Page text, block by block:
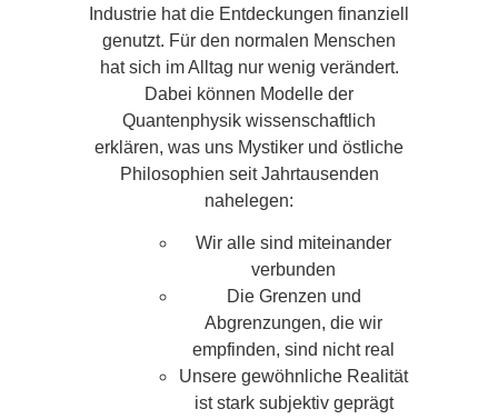
Industrie hat die Entdeckungen finanziell
genutzt. Für den normalen Menschen
hat sich im Alltag nur wenig verändert.
Dabei können Modelle der
Quantenphysik wissenschaftlich
erklären, was uns Mystiker und östliche
Philosophien seit Jahrtausenden
nahelegen:
Wir alle sind miteinander
verbunden
Die Grenzen und
Abgrenzungen, die wir
empfinden, sind nicht real
Unsere gewöhnliche Realität
ist stark subjektiv geprägt